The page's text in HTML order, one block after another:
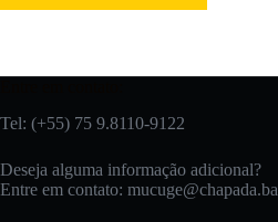
Tel: (+55) 75 9.8110-9122
Deseja alguma informação adicional?
Entre em contato: mucuge@chapada.ba